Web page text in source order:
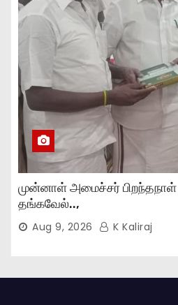
முன்னாள் அமைச்சர் பிறந்தநாள்
தங்கவேல்..,
Aug 9, 2026 K Kaliraj